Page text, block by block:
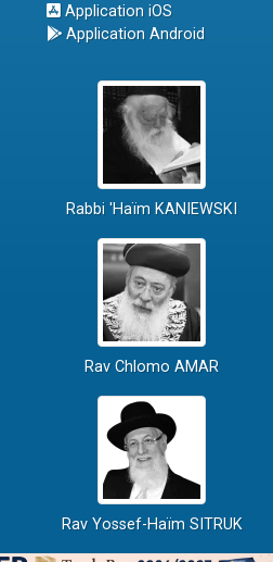
Application iOS
Application Android
Rabbi 'Haïm KANIEWSKI
Rav Chlomo AMAR
Rav Yossef-Haïm SITRUK